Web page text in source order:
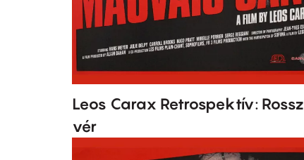
Leos Carax Retrospektív: Rossz
vér